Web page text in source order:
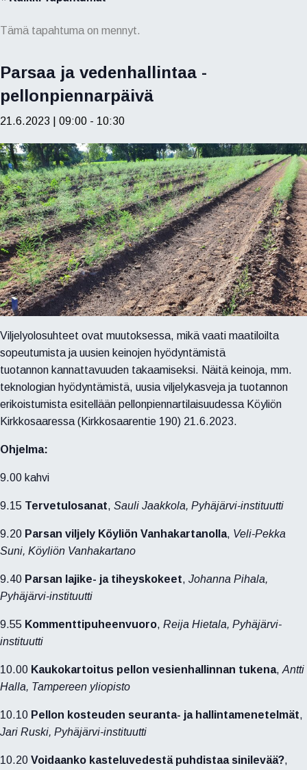
Tämä tapahtuma on mennyt.
Parsaa ja vedenhallintaa -
pellonpiennarpäivä
21.6.2023 | 09:00 - 10:30
Viljelyolosuhteet ovat muutoksessa, mikä vaati maatiloilta
sopeutumista ja uusien keinojen hyödyntämistä
tuotannon kannattavuuden takaamiseksi. Näitä keinoja, mm.
teknologian hyödyntämistä, uusia viljelykasveja ja tuotannon
erikoistumista esitellään pellonpiennartilaisuudessa Köyliön
Kirkkosaaressa (Kirkkosaarentie 190) 21.6.2023.
Ohjelma:
9.00 kahvi
9.15 Tervetulosanat, Sauli Jaakkola, Pyhäjärvi-instituutti
9.20 Parsan viljely Köyliön Vanhakartanolla, Veli-Pekka
Suni, Köyliön Vanhakartano
9.40 Parsan lajike- ja tiheyskokeet, Johanna Pihala,
Pyhäjärvi-instituutti
9.55 Kommenttipuheenvuoro, Reija Hietala, Pyhäjärvi-
instituutti
10.00 Kaukokartoitus pellon vesienhallinnan tukena, Antti
Halla, Tampereen yliopisto
10.10 Pellon kosteuden seuranta- ja hallintamenetelmät,
Jari Ruski, Pyhäjärvi-instituutti
10.20 Voidaanko kasteluvedestä puhdistaa sinilevää?,